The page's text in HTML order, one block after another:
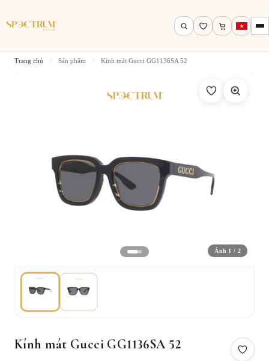
Tìm theo tên, mã gọng, thương hiệu…
Tìm kiếm
Trang chủ / Sản phẩm / Kính mát Gucci GG1136SA 52
Ảnh 1 / 2
Kính mát Gucci GG1136SA 52